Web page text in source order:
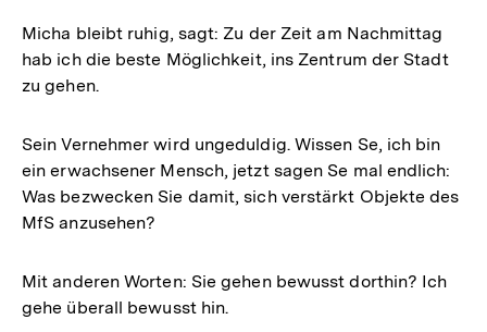
Micha bleibt ruhig, sagt: Zu der Zeit am Nachmittag
hab ich die beste Möglichkeit, ins Zentrum der Stadt
zu gehen.
Sein Vernehmer wird ungeduldig. Wissen Se, ich bin
ein erwachsener Mensch, jetzt sagen Se mal endlich:
Was bezwecken Sie damit, sich verstärkt Objekte des
MfS anzusehen?
Mit anderen Worten: Sie gehen bewusst dorthin? Ich
gehe überall bewusst hin.